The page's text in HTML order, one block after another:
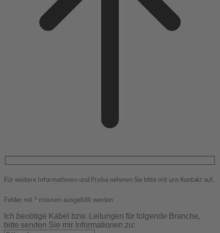
Für weitere Informationen und Preise nehmen Sie bitte mit uns Kontakt auf.
Felder mit * müssen ausgefüllt werden
Ich benötige Kabel bzw. Leitungen für folgende Branche,
bitte senden Sie mir Informationen zu: